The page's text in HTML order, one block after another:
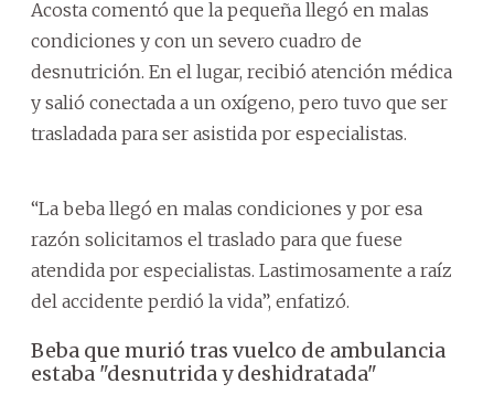
Acosta comentó que la pequeña llegó en malas
condiciones y con un severo cuadro de
desnutrición. En el lugar, recibió atención médica
y salió conectada a un oxígeno, pero tuvo que ser
trasladada para ser asistida por especialistas.
“La beba llegó en malas condiciones y por esa
razón solicitamos el traslado para que fuese
atendida por especialistas. Lastimosamente a raíz
del accidente perdió la vida”, enfatizó.
Beba que murió tras vuelco de ambulancia
estaba "desnutrida y deshidratada"